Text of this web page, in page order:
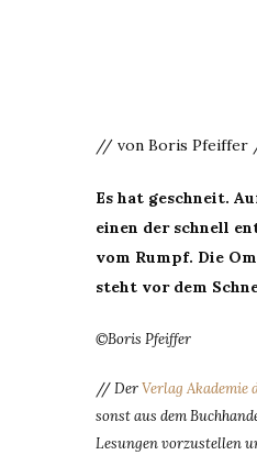
// von Boris
Es hat geschneit.
einen der schnell
vom Rumpf. Die
steht vor dem
©Boris Pfeiffer
//DerVerlag Akademie
sonst aus dem
Lesungen vorzustellen